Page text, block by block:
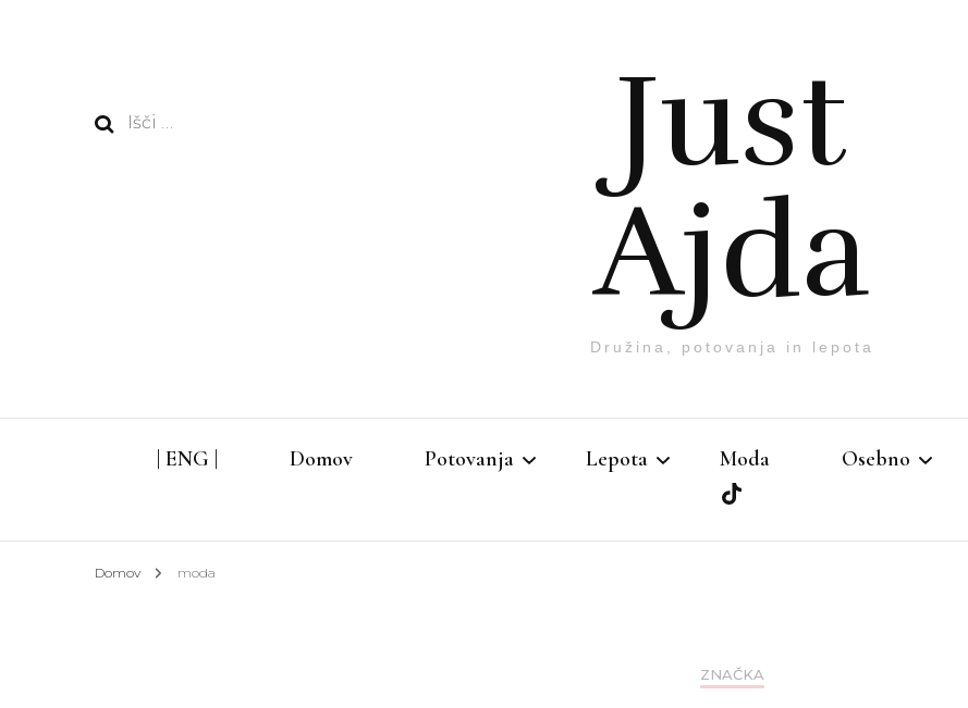
Išči:
Just
Ajda
Družina, potovanja in lepota
| ENG | Domov Potovanja Lepota Moda Osebno
Domov moda
ZNAČKA